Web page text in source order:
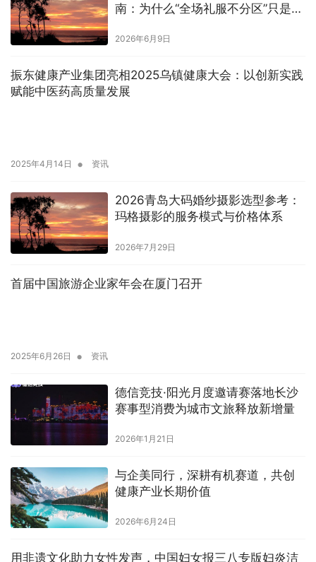
南：为什么“全场礼服不分区”只是起
2026年6月9日
振东健康产业集团亮相2025乌镇健康大会：以创新实践
赋能中医药高质量发展
2025年4月14日 • 资讯
2026青岛大码婚纱摄影选型参考：
玛格摄影的服务模式与价格体系
2026年7月29日
首届中国旅游企业家年会在厦门召开
2025年6月26日 • 资讯
德信竞技·阳光月度邀请赛落地长沙
赛事型消费为城市文旅释放新增量
2026年1月21日
与企美同行，深耕有机赛道，共创
健康产业长期价值
2026年6月24日
用非遗文化助力女性发声，中国妇女报三八专版妇炎洁